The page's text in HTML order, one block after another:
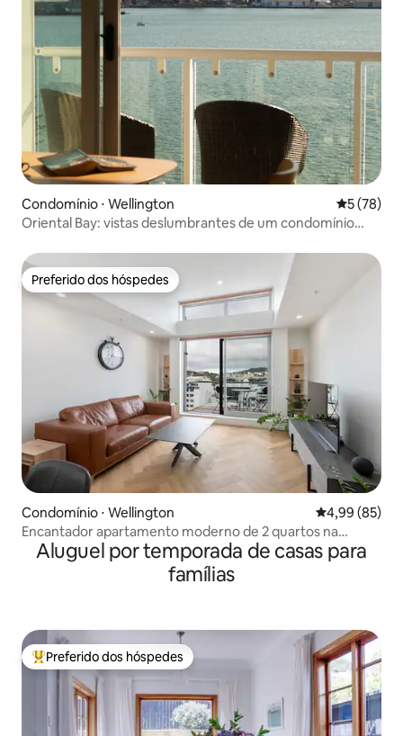
Condomínio ⋅ Wellington 5 de uma
5 (78)
Oriental Bay: vistas deslumbrantes de um condomínio
Preferido dos hóspedes
Preferido dos hóspedes
Condomínio ⋅ Wellington 4,99 de uma
4,99 (85)
Encantador apartamento moderno de 2 quartos na
cobertura da cidade.
Aluguel por temporada de casas para
famílias
Entre os melhores preferidos dos hóspedes
Preferido dos hóspedes